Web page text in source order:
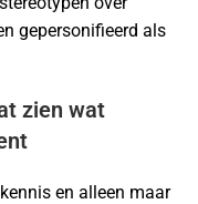
gepersonifieerd als
zien wat
en alleen maar